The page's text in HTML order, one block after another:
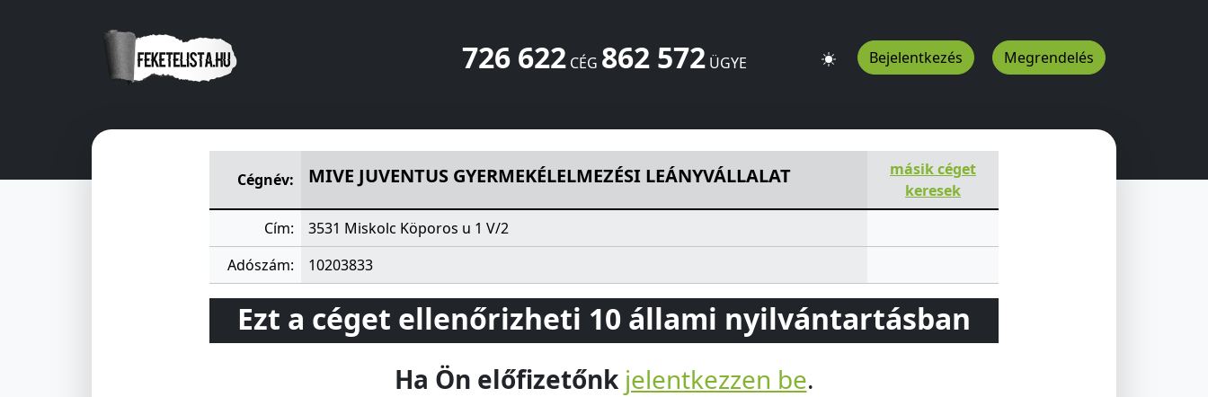
726 622CÉG 862 572ÜGYE Bejelentkezés Megrendelés
Cégnév:
MIVE JUVENTUS GYERMEKÉLELMEZÉSI LEÁNYVÁLLALAT
másik céget
keresek
Cím:
3531 Miskolc Köporos u 1 V/2
Adószám:
10203833
Ezt a céget ellenőrizheti 10 állami nyilvántartásban
Ha Ön előfizetőnk jelentkezzen be.